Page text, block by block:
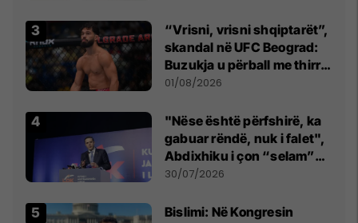
“Vrisni, vrisni shqiptarët”,
skandal në UFC Beograd:
Buzukja u përball me thirrje
anti-shqiptare nga
01/08/2026
"Nëse është përfshirë, ka
gabuar rëndë, nuk i falet",
Abdixhiku i çon “selam”
Përparim Ramës
30/07/2026
Bislimi: Në Kongresin